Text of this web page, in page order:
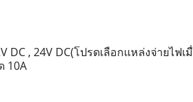
DC , 24V DC(โปรดเลือกแหล่งจ่ายไฟเ
10A